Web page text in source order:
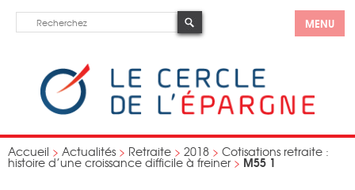
MENU
Accueil > Actualités > Retraite > 2018 > Cotisations retraite :
histoire d’une croissance difficile à freiner > M55 1